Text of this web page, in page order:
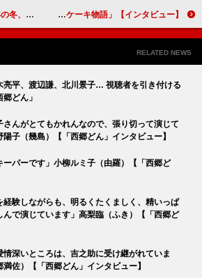
くれたらうれしい」 【インタビュー】「しろときいろ～ハワイと私のパンケーキ物語～」横浜流星、最強武器の肉体を今は封印…「青春、恋愛ものがちゃんとできるようになりたい」
RELATED NEWS
亮平、渡辺謙、北川景子… 視聴者を引き付ける
どん」
さんがとてもかれんなので、張り切って演じて
子（幾島）【「西郷どん」インタビュー】
ーパーです」小柳ルミ子（由羅）【「西郷ど
経験しながらも、明るくたくましく、精いっぱ
んで演じています」高梨臨（ふき）【「西郷ど
情深いところは、吉之助に受け継がれていま
佐）【「西郷どん」インタビュー】